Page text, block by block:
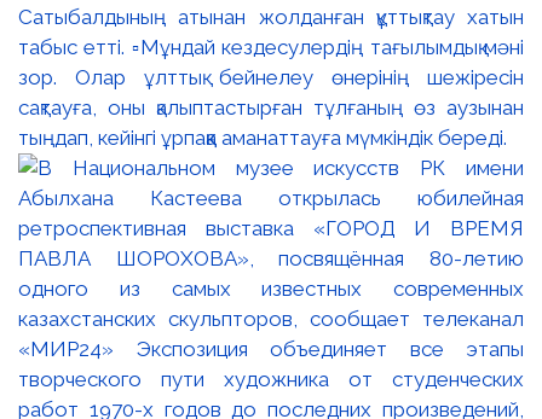
Сатыбалдының атынан жолданған құттықтау хатын
табыс етті. ▫️Мұндай кездесулердің тағылымдық мәні
зор. Олар ұлттық бейнелеу өнерінің шежіресін
сақтауға, оны қалыптастырған тұлғаның өз аузынан
тыңдап, кейінгі ұрпаққа аманаттауға мүмкіндік береді.